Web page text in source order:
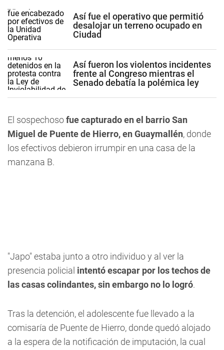
Así fue el operativo que permitió
desalojar un terreno ocupado en
Ciudad
Así fueron los violentos incidentes
frente al Congreso mientras el
Senado debatía la polémica ley
El sospechosofue capturado en el barrio San
Miguel de Puente de Hierro, en Guaymallén, donde
los efectivos debieron irrumpir en una casa de la
manzana B.
"Japo" estaba junto a otro individuo y al ver la
presencia policial intentó escapar por los techos de
las casas colindantes, sin embargo no lo logró.
Tras la detención, el adolescente fue llevado a la
comisaría de Puente de Hierro, donde quedó alojado
a la espera de la notificación de imputación, la cual